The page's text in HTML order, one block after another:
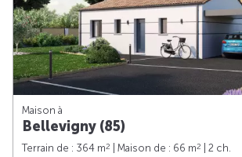
Maison à
Bellevigny (85)
Terrain de : 364 m2 | Maison de : 66 m2
| 2 ch.